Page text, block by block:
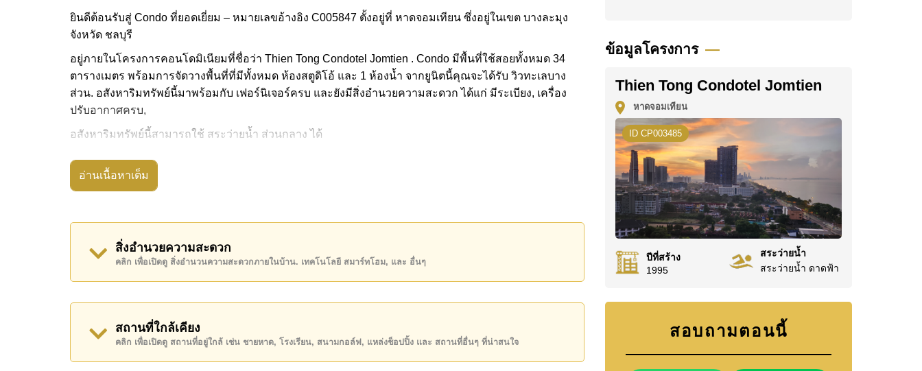
ยินดีต้อนรับสู่ Condo ที่ยอดเยี่ยม – หมายเลขอ้างอิง C005847 ตั้งอยู่ที่ หาดจอมเทียน ซึ่งอยู่ในเขต บางละมุง
จังหวัด ชลบุรี
อยู่ภายในโครงการคอนโดมิเนียมที่ชื่อว่า Thien Tong Condotel Jomtien . Condo มีพื้นที่ใช้สอยทั้งหมด 34
ตารางเมตร พร้อมการจัดวางพื้นที่ที่มีทั้งหมด ห้องสตูดิโอ้ และ 1 ห้องน้ำ จากยูนิตนี้คุณจะได้รับ วิวทะเลบาง
ส่วน. อสังหาริมทรัพย์นี้มาพร้อมกับ เฟอร์นิเจอร์ครบ และยังมีสิ่งอำนวยความสะดวก ได้แก่ มีระเบียง, เครื่อง
ปรับอากาศครบ,
อสังหาริมทรัพย์นี้สามารถใช้ สระว่ายน้ำ ส่วนกลาง ได้
Thien Tong Condotel Jomtien มีสิ่งอำนวยความสะดวกส่วนกลาง ได้แก่ มินิมาร์ท, ร้านซักผ้า, รปภ.24ชม.
สถานที่สำคัญใกล้ Thien Tong Condotel Jomtien ได้แก่: เดินทางไปชายหาดได้ง่าย, ไกล้เคียงรถประจำทาง ,
อสังหาริมทรัพย์นี้เปิดให้เช่าระยะยาวในราคา ฿ 15,000 บาทต่อเดือน
โปรดทราบว่าราคาค่าเช่าที่ Cornerstone Real Estate โฆษณาเป็นราคาสำหรับสัญญาเช่า 1 ปี และต้องวาง
เงินมัดจำ 2 เดือนก่อนเข้าอยู่อาศัย
ค้นพบโอกาสในการทำให้ที่อยู่อาศัยนี้เป็นบ้านในฝันของคุณ!
ติดต่อ Cornerstone Real Estate โทร +6638411250 หรือ อีเมล
อ่านเนื้อหาเต็ม
สิ่งอำนวยความสะดวก
คลิก เพื่อเปิดดู สิ่งอำนวนความสะดวกภายในบ้าน. เทคโนโลยี สมาร์ทโฮม, และ อื่นๆ
สถานที่ใกล้เคียง
คลิก เพื่อเปิดดู สถานที่อยู่ใกล้ เช่น ชายหาด, โรงเรียน, สนามกอล์ฟ, แหล่งช็อปปิ้ง และ สถานที่อื่นๆ ที่น่าสนใจ
ข้อมูลโครงการ
Thien Tong Condotel Jomtien
หาดจอมเทียน
ID CP003485
ปีที่สร้าง
1995
สระว่ายน้ำ
สระว่ายน้ำ ดาดฟ้า
สอบถามตอนนี้